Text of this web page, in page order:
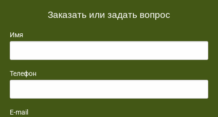
Заказать или задать вопрос
Имя
Телефон
E-mail